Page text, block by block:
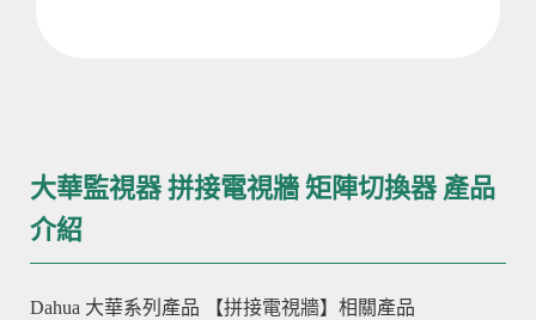
大華監視器 拼接電視牆 矩陣切換器 產品
介紹
Dahua 大華系列產品 【拼接電視牆】相關產品